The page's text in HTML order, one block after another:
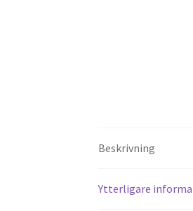
Beskrivning
Ytterligare